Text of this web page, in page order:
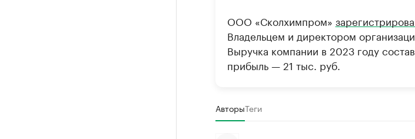
ООО «Сколхимпром»
Владельцем и директором
Выручка компании в 2023 году
прибыль — 21 тыс. руб.
АвторыТеги